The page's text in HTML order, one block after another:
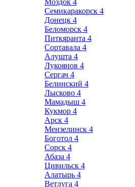
Моздок 4
Семикаракорск 4
Донецк 4
Беломорск 4
Питкяранта 4
Сортавала 4
Алушта 4
Лукоянов 4
Сергач 4
Белинский 4
Лысково 4
Мамадыш 4
Кукмор 4
Арск 4
Мензелинск 4
Боготол 4
Сорск 4
Абаза 4
Цивильск 4
Алатырь 4
Ветлуга 4